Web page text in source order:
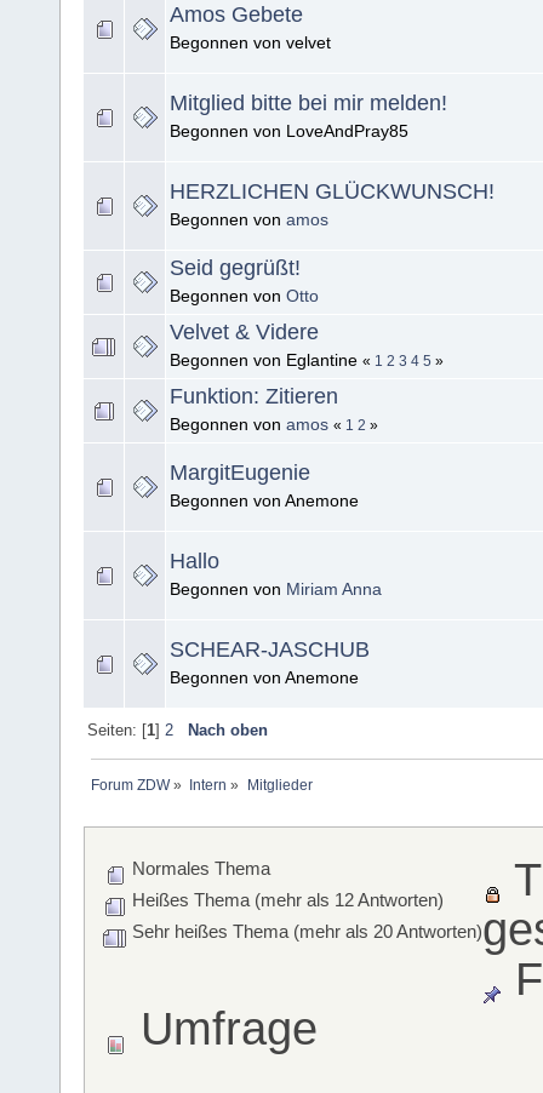
Amos Gebete
Begonnen von velvet
Mitglied bitte bei mir melden!
Begonnen von LoveAndPray85
HERZLICHEN GLÜCKWUNSCH!
Begonnen von amos
Seid gegrüßt!
Begonnen von Otto
Velvet & Videre
Begonnen von Eglantine « 1 2 3 4 5 »
Funktion: Zitieren
Begonnen von amos « 1 2 »
MargitEugenie
Begonnen von Anemone
Hallo
Begonnen von Miriam Anna
SCHEAR-JASCHUB
Begonnen von Anemone
Seiten: [1] 2 Nach oben
Forum ZDW» Intern » Mitglieder
Normales Thema
Heißes Thema (mehr als 12 Antworten)
Sehr heißes Thema (mehr als 20 Antworten)
Umfrage